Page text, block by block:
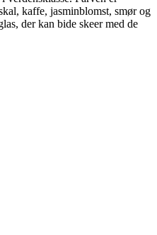
kaffe, jasminblomst, smør og
der kan bide skeer med de